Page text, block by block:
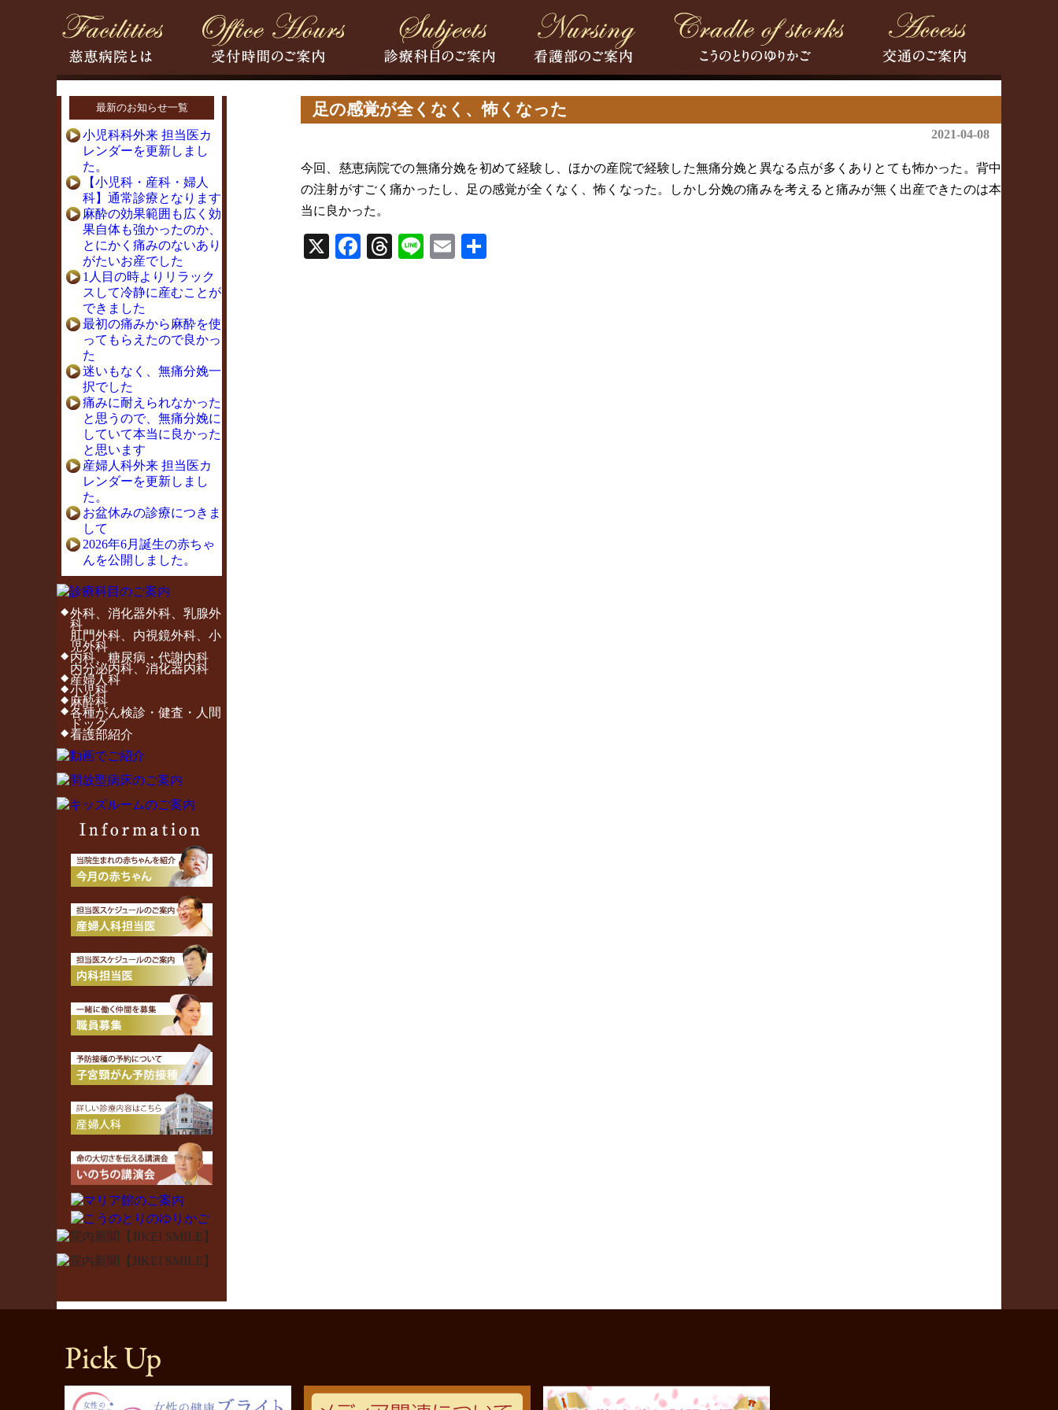
足の感覚が全くなく、怖くなった
2021-04-08
今回、慈恵病院での無痛分娩を初めて経験し、ほかの産院で経験した無痛分娩と異なる点が多くありとても怖かった。背中
の注射がすごく痛かったし、足の感覚が全くなく、怖くなった。しかし分娩の痛みを考えると痛みが無く出産できたのは本
当に良かった。
X Facebook
Threads
LineEmail
最新のお知らせ一覧
小児科科外来 担当医カ
レンダーを更新しまし
た。
【小児科・産科・婦人
科】通常診療となります
麻酔の効果範囲も広く効
果自体も強かったのか、
とにかく痛みのないあり
がたいお産でした
1人目の時よりリラック
スして冷静に産むことが
できました
最初の痛みから麻酔を使
ってもらえたので良かっ
た
迷いもなく、無痛分娩一
択でした
痛みに耐えられなかった
と思うので、無痛分娩に
していて本当に良かった
と思います
産婦人科外来 担当医カ
レンダーを更新しまし
た。
お盆休みの診療につきま
して
2026年6月誕生の赤ちゃ
んを公開しました。
外科、消化器外科、乳腺外
科
肛門外科、内視鏡外科、小
児外科
内科、糖尿病・代謝内科
内分泌内科、消化器内科
産婦人科
小児科
麻酔科
各種がん検診・健査・人間
ドッグ
看護部紹介